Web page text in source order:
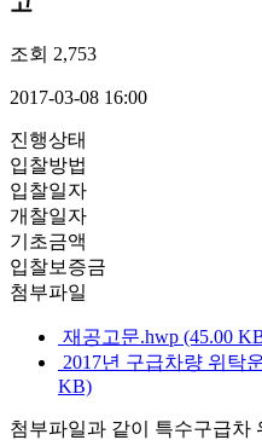
조회 2,753
2017-03-08 16:00
진행상태
입찰방법
입찰일자
개찰일자
기초금액
입찰보증금
첨부파일
재공고문.hwp (45.00
2017년 구급차량 위탁
KB)
첨부파일과 같이 특수구급차